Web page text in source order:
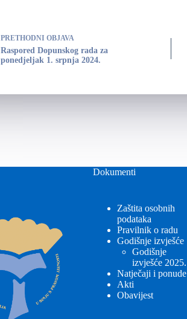
PRETHODNI OBJAVA
Raspored Dopunskog rada za
ponedjeljak 1. srpnja 2024.
Dokumenti
Zaštita osobnih
podataka
Pravilnik o radu
Godišnje izvješće
Godišnje
izvješće 2025.
Natječaji i ponude
Akti
Obavijest